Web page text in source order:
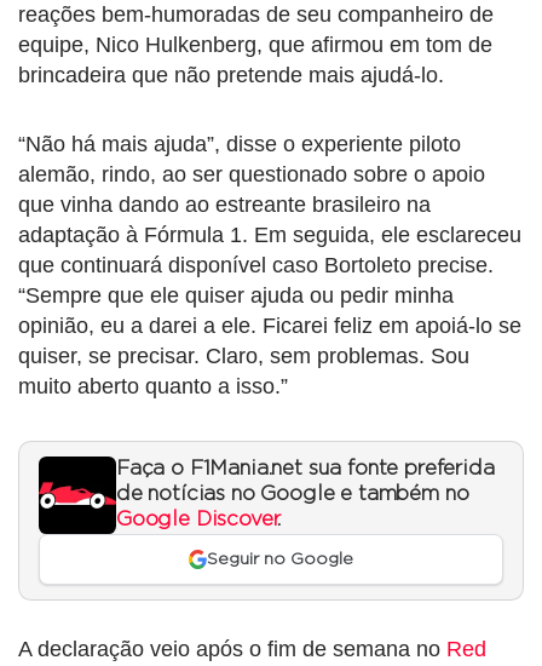
reações bem-humoradas de seu companheiro de
equipe, Nico Hulkenberg, que afirmou em tom de
brincadeira que não pretende mais ajudá-lo.
“Não há mais ajuda”, disse o experiente piloto
alemão, rindo, ao ser questionado sobre o apoio
que vinha dando ao estreante brasileiro na
adaptação à Fórmula 1. Em seguida, ele esclareceu
que continuará disponível caso Bortoleto precise.
“Sempre que ele quiser ajuda ou pedir minha
opinião, eu a darei a ele. Ficarei feliz em apoiá-lo se
quiser, se precisar. Claro, sem problemas. Sou
muito aberto quanto a isso.”
Faça o F1Mania.net sua fonte preferida
de notícias no Google e também no
Google Discover.
Seguir no Google
A declaração veio após o fim de semana no Red